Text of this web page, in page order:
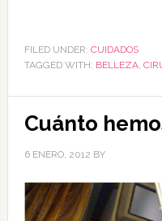
FILED UNDER: CUIDADOS
TAGGED WITH: BELLEZA,
Cuánto
6 ENERO, 2012 BY